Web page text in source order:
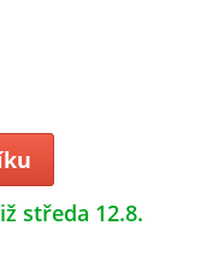
středa 12.8.